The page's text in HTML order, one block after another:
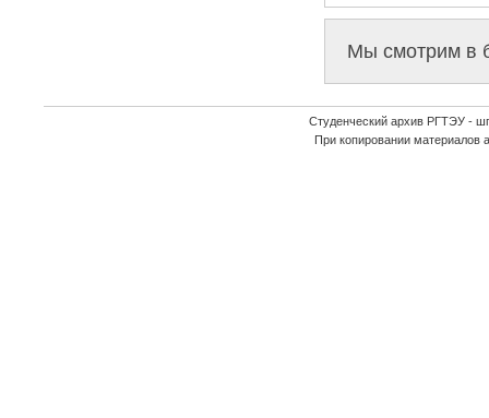
Мы смотрим в
Студенческий архив РГТЭУ -
При копировании материалов